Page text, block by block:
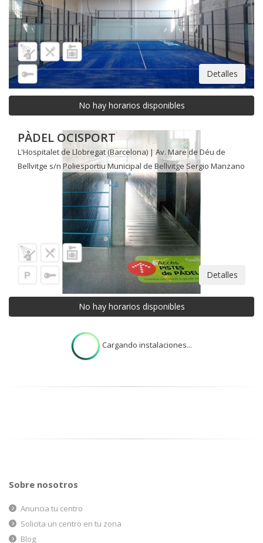
Detalles
No hay horarios disponibles
PÀDEL OCISPORT
L'Hospitalet de Llobregat (Barcelona) | Av. Mare de Déu de
Bellvitge s/n Poliesportiu Municipal de Bellvitge Sergio Manzano
Detalles
No hay horarios disponibles
Cargando instalaciones...
Sobre nosotros
Anuncia tu centro
Solicita un centro en tu zona
Blog